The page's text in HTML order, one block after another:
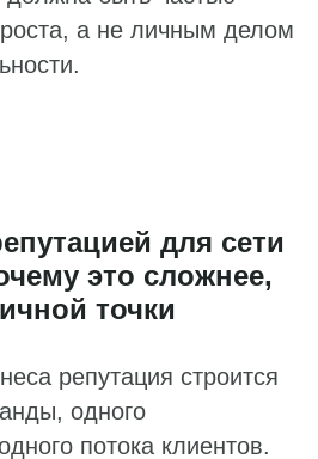
а не личным делом
для сети
это сложнее,
точки
репутация строится
одного
потока клиентов.